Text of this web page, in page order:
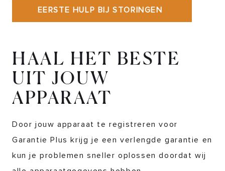
EERSTE HULP BIJ STORINGEN
HAAL HET BESTE
UIT JOUW
APPARAAT
Door jouw apparaat te registreren voor
Garantie Plus krijg je een verlengde garantie en
kun je problemen sneller oplossen doordat wij